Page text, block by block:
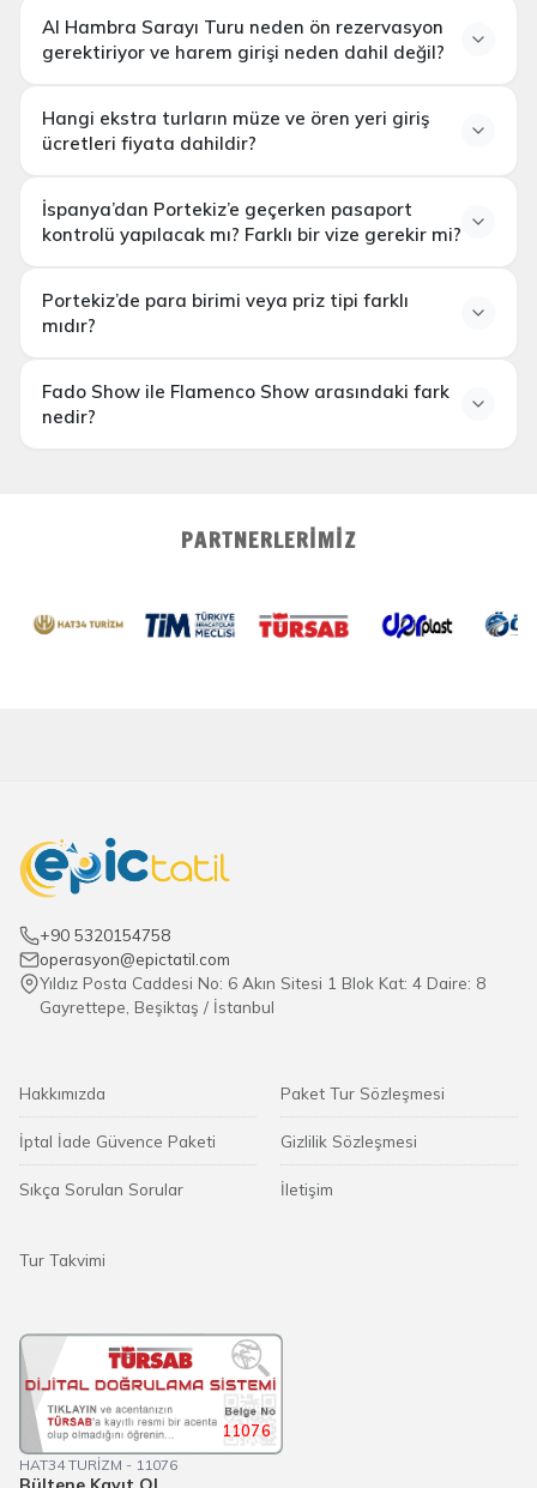
Hızlı Tren
Al Hambra Sarayı Turu neden ön rezervasyon
gerektiriyor ve harem girişi neden dahil değil?
paket tur kayıt anında garantili ön rezervasyon
Hangi ekstra turların müze ve ören yeri giriş
ücretleri fiyata dahildir?
Sarayı Turu (65 Euro) Kurtuba Camii & Katedrali
Turu (45 Euro)
Barcelona
Turu (75 Euro)
İspanya’dan Portekiz’e geçerken pasaport
kontrolü yapılacak mı? Farklı bir vize gerekir mi?
Portekiz’de para birimi veya priz tipi farklı
mıdır?
Fado Show ile Flamenco Show arasındaki fark
nedir?
PARTNERLERIMIZ
+90 5320154758
operasyon@epictatil.com
Yıldız Posta Caddesi No: 6 Akın Sitesi 1 Blok Kat: 4 Daire: 8
Gayrettepe, Beşiktaş / İstanbul
Hakkımızda
İptal İade Güvence Paketi
Sıkça Sorulan Sorular
Paket Tur Sözleşmesi
Gizlilik Sözleşmesi
İletişim
Tur Takvimi
11076
HAT34 TURİZM - 11076